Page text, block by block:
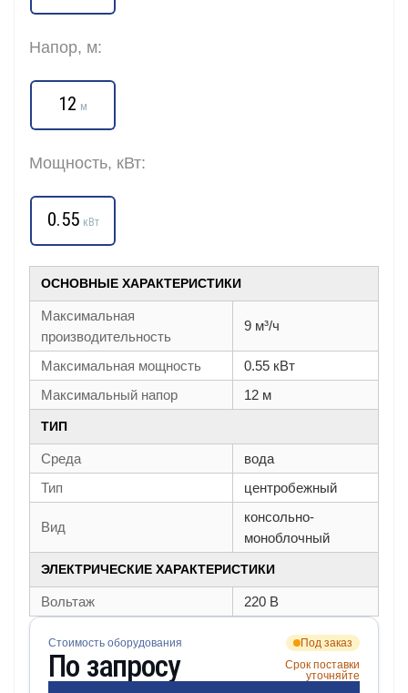
Напор, м:
12 м
Мощность, кВт:
0.55 кВт
ОСНОВНЫЕ ХАРАКТЕРИСТИКИ
Максимальная
производительность
9 м³/ч
Максимальная мощность
0.55 кВт
Максимальный напор
12 м
ТИП
Среда
вода
Тип
центробежный
Вид
консольно-
моноблочный
ЭЛЕКТРИЧЕСКИЕ ХАРАКТЕРИСТИКИ
Вольтаж 220 В
Стоимость оборудования
По запросу
Под заказ
Срок поставки
уточняйте